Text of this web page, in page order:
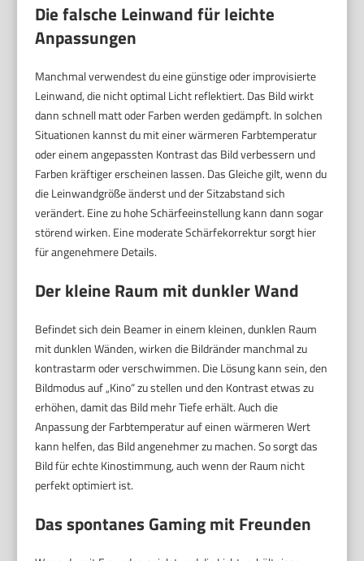
Die falsche Leinwand für leichte
Anpassungen
Manchmal verwendest du eine günstige oder improvisierte
Leinwand, die nicht optimal Licht reflektiert. Das Bild wirkt
dann schnell matt oder Farben werden gedämpft. In solchen
Situationen kannst du mit einer wärmeren Farbtemperatur
oder einem angepassten Kontrast das Bild verbessern und
Farben kräftiger erscheinen lassen. Das Gleiche gilt, wenn du
die Leinwandgröße änderst und der Sitzabstand sich
verändert. Eine zu hohe Schärfeeinstellung kann dann sogar
störend wirken. Eine moderate Schärfekorrektur sorgt hier
für angenehmere Details.
Der kleine Raum mit dunkler Wand
Befindet sich dein Beamer in einem kleinen, dunklen Raum
mit dunklen Wänden, wirken die Bildränder manchmal zu
kontrastarm oder verschwimmen. Die Lösung kann sein, den
Bildmodus auf „Kino“ zu stellen und den Kontrast etwas zu
erhöhen, damit das Bild mehr Tiefe erhält. Auch die
Anpassung der Farbtemperatur auf einen wärmeren Wert
kann helfen, das Bild angenehmer zu machen. So sorgt das
Bild für echte Kinostimmung, auch wenn der Raum nicht
perfekt optimiert ist.
Das spontanes Gaming mit Freunden